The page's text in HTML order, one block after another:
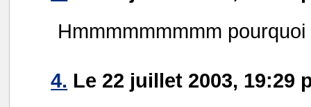
Hmmmmmmmmm
4. Le 22 juillet 2003, 19:29